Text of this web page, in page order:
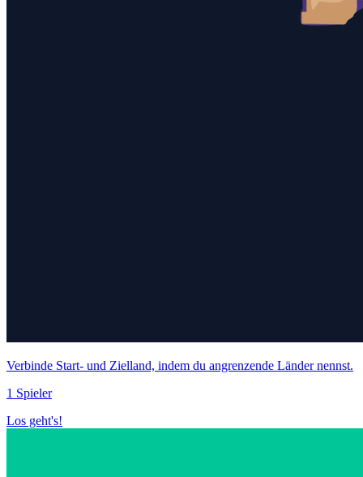
Verbinde Start- und Zielland, indem du angrenzende Länder nennst.
1 Spieler
Los geht's!